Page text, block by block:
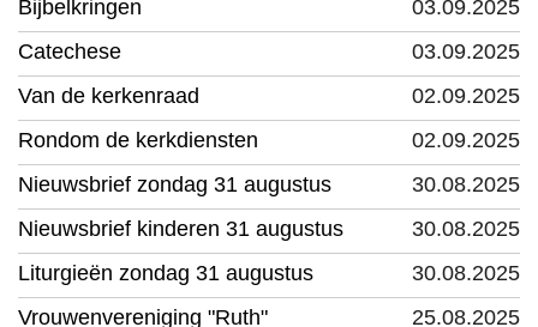
03.09.2025
Bijbelkringen
03.09.2025
Catechese
02.09.2025
Van de kerkenraad
02.09.2025
Rondom de kerkdiensten
30.08.2025
Nieuwsbrief zondag 31 augustus
30.08.2025
Nieuwsbrief kinderen 31 augustus
30.08.2025
Liturgieën zondag 31 augustus
25.08.2025
Vrouwenvereniging "Ruth"